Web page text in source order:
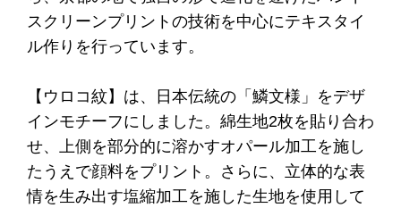
スクリーンプリントの技術を中心にテキスタイ
ル作りを行っています。
【ウロコ紋】は、日本伝統の「鱗文様」をデザ
インモチーフにしました。綿生地2枚を貼り合わ
せ、上側を部分的に溶かすオパール加工を施し
たうえで顔料をプリント。さらに、立体的な表
情を生み出す塩縮加工を施した生地を使用して